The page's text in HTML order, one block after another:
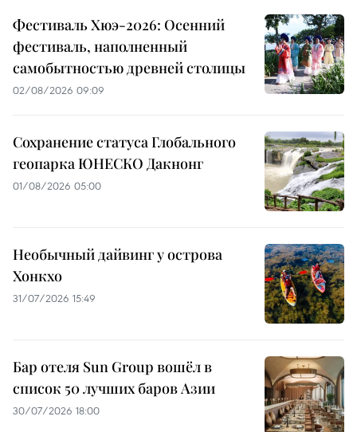
Фестиваль Хюэ-2026: Осенний
фестиваль, наполненный
самобытностью древней столицы
02/08/2026 09:09
Сохранение статуса Глобального
геопарка ЮНЕСКО Дакнонг
01/08/2026 05:00
Необычный дайвинг у острова
Хонкхо
31/07/2026 15:49
Бар отеля Sun Group вошёл в
список 50 лучших баров Азии
30/07/2026 18:00